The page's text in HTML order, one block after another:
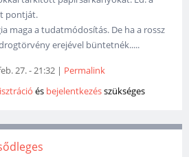
pontját.
maga a tudatmódosítás. De ha a rossz
erejével büntetnék.....
27. - 21:32 | Permalink
és bejelentkezésszükséges